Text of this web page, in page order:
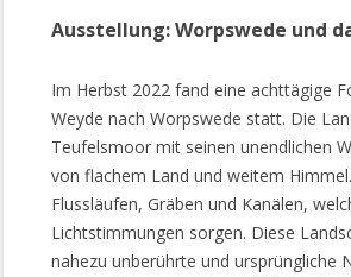
Ausstellung: Worpswede und
Im Herbst 2022 fand eine achttägige
Weyde nach Worpswede statt. Die
Teufelsmoor mit seinen unendlichen
von flachem Land und weitem
Flussläufen, Gräben und Kanälen,
Lichtstimmungen sorgen. Diese
nahezu unberührte und ursprüngliche